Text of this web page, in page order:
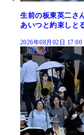
生前の板東英二さ
あいつと約束しと
2026年08月02日 17:00